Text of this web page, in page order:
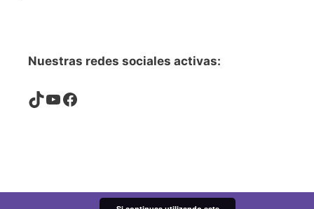
Nuestras redes sociales activas:
TikTok
YouTube
Facebook